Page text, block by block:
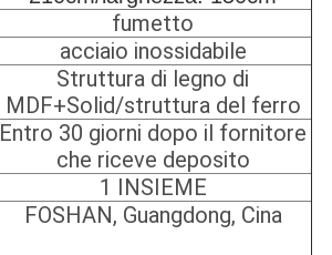
fumetto
acciaio inossidabile
Struttura di legno di
MDF+Solid/struttura del ferro
Entro 30 giorni dopo il fornitore
che riceve deposito
1 INSIEME
FOSHAN, Guangdong, Cina